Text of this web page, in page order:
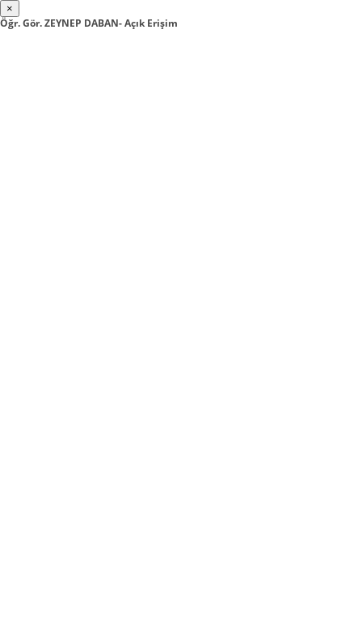
×
Öğr. Gör. ZEYNEP DABAN- Açık Erişim